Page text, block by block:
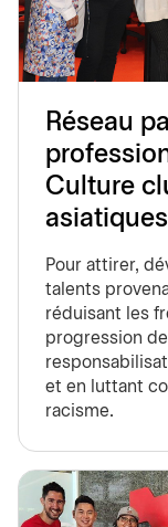
Réseau
Culture
Pour attirer,
talents
réduisant les
progression
et en luttant
racisme.